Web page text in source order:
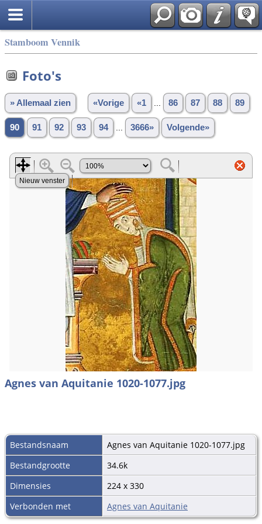
Stamboom Vennik
Foto's
» Allemaal zien «Vorige «1 86 87 88 89
90 91 92 93 94 3666» Volgende»
Agnes van Aquitanie 1020-1077.jpg
Bestandsnaam
Agnes van Aquitanie 1020-1077.jpg
Bestandgrootte
34.6k
Dimensies
224 x 330
Verbonden met
Agnes van Aquitanie